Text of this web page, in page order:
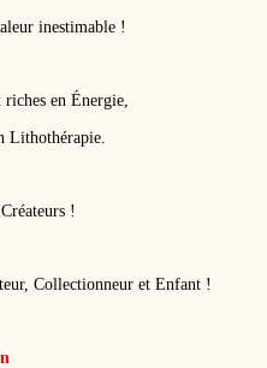
inestimable !
en Énergie,
Lithothérapie.
!
Collectionneur et Enfant !